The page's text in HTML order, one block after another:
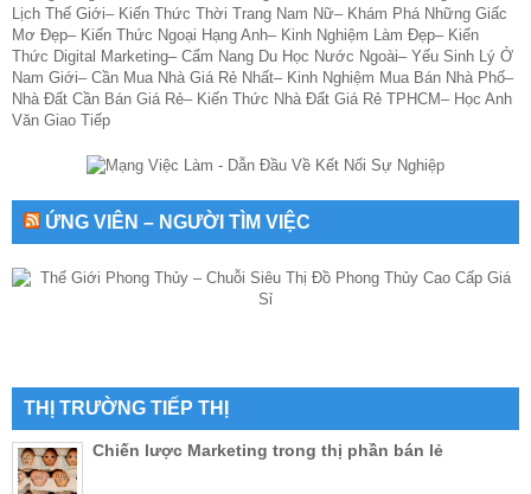
Lịch Thế Giới– Kiến Thức Thời Trang Nam Nữ– Khám Phá Những Giấc
Mơ Đẹp– Kiến Thức Ngoại Hạng Anh– Kinh Nghiệm Làm Đẹp– Kiến
Thức Digital Marketing– Cẩm Nang Du Học Nước Ngoài– Yếu Sinh Lý Ở
Nam Giới– Cần Mua Nhà Giá Rẻ Nhất– Kinh Nghiệm Mua Bán Nhà Phố–
Nhà Đất Cần Bán Giá Rẻ– Kiến Thức Nhà Đất Giá Rẻ TPHCM– Học Anh
Văn Giao Tiếp
ỨNG VIÊN – NGƯỜI TÌM VIỆC
THỊ TRƯỜNG TIẾP THỊ
Chiến lược Marketing trong thị phần bán lẻ